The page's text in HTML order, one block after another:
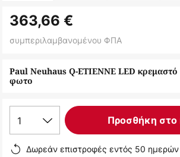
στην
αρχή
συλλογής
εικόνων
Paul Neuhaus Q-ETIENNE LED κρεμαστό
φωτο
363,66 €
συμπεριλαμβανομένου ΦΠΑ
1 Προσθήκη στο
Δωρεάν επιστροφές εντός 50 ημερών